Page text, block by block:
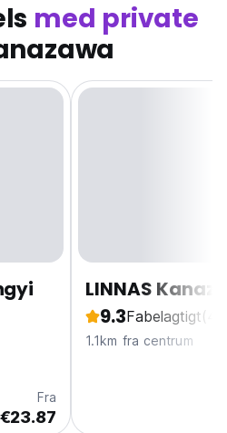
med private
Fra
€23.87
LINNAS
9.3Fabelagtigt
1.1km fra centrum